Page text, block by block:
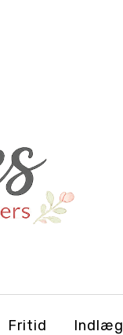
Fritid Indlæg